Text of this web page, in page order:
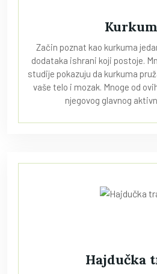
Začin poznat kao kurkuma
dodataka ishrani koji postoje.
studije pokazuju da kurkuma
vaše telo i mozak. Mnoge od
njegovog glavnog
Hajdučka